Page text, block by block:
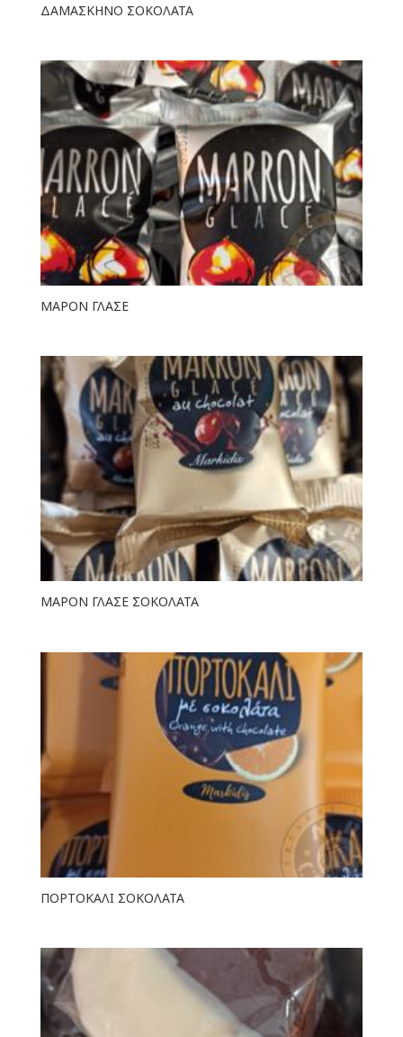
ΔΑΜΑΣΚΗΝΟ ΣΟΚΟΛΑΤΑ
ΜΑΡΟΝ ΓΛΑΣΕ
ΜΑΡΟΝ ΓΛΑΣΕ ΣΟΚΟΛΑΤΑ
ΠΟΡΤΟΚΑΛΙ ΣΟΚΟΛΑΤΑ